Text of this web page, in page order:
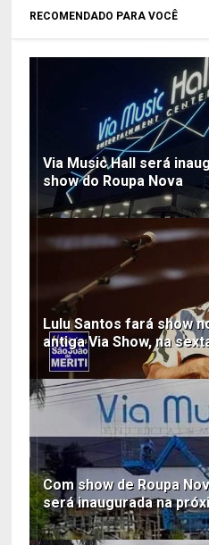
RECOMENDADO PARA VOCÊ
Via Music Hall será
show do Roupa Nova
Lulu Santos fará show
antiga Via Show, na
Com show de Roupa
será inaugurada na